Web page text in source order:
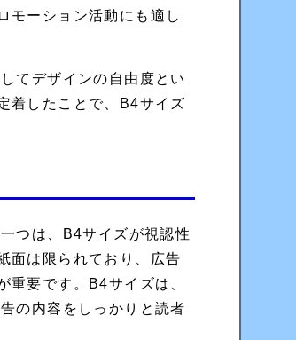
モーション活動にも適し
てデザインの自由度とい
着したことで、B4サイズ
つは、B4サイズが視認性
面は限られており、広告
重要です。B4サイズは、
の内容をしっかりと読者